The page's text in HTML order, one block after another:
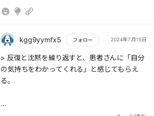
kgg9yymfx5 フォロー 2024年7月15日
もっと読む
> 反復と沈黙を繰り返すと、患者さんに「自分
の気持ちをわかってくれる」と感じてもらえ
る。